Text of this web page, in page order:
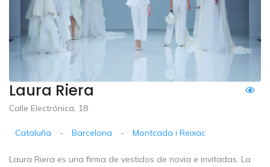
Laura Riera
Calle Electrónica, 18
Cataluña - Barcelona - Montcada i Reixac
Laura Riera es una firma de vestidos de novia e invitadas. La